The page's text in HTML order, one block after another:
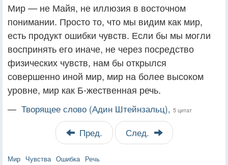
Мир — не Майя, не иллюзия в восточном
понимании. Просто то, что мы видим как мир,
есть продукт ошибки чувств. Если бы мы могли
воспринять его иначе, не через посредство
физических чувств, нам бы открылся
совершенно иной мир, мир на более высоком
уровне, мир как Б-жественная речь.
— Творящее слово (Адин Штейнзальц), 5 цитат
Пред. След.
Мир Чувства Ошибка Речь